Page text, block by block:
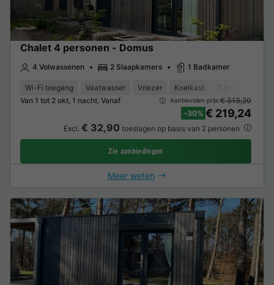
Chalet 4 personen - Domus
4 Volwassenen 2 Slaapkamers 1 Badkamer
Wi-Fi toegang Vaatwasser Vriezer Koelkast
Van 1 tot 2 okt, 1 nacht, Vanaf
Aanbevolen prijs:€ 313,20
-30% € 219,24
Excl. € 32,90 toeslagen op basis van 2 personen
Zie aanbiedingen
Meer weten